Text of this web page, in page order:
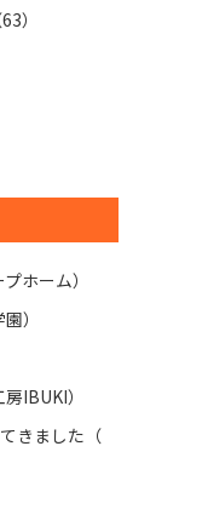
）
ホーム）
）
IBUKI）
きました （